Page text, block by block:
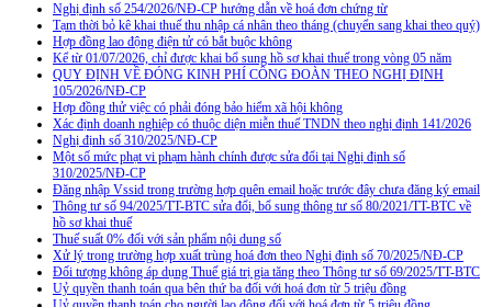
Nghị định số 254/2026/NĐ-CP hướng dẫn về hoá đơn chứng từ
Tạm thời bỏ kê khai thuế thu nhập cá nhân theo tháng (chuyển sang khai theo quý)
Hợp đồng lao động điện tử có bắt buộc không
Kể từ 01/07/2026, chỉ được khai bổ sung hồ sơ khai thuế trong vòng 05 năm
QUY ĐỊNH VỀ ĐÓNG KINH PHÍ CÔNG ĐOÀN THEO NGHỊ ĐỊNH
105/2026/NĐ-CP
Hợp đồng thử việc có phải đóng bảo hiểm xã hội không
Xác định doanh nghiệp có thuộc diện miễn thuế TNDN theo nghị định 141/2026
Nghị định số 310/2025/NĐ-CP
Một số mức phạt vi phạm hành chính được sửa đổi tại Nghị định số
310/2025/NĐ-CP
Đăng nhập Vssid trong trường hợp quên email hoặc trước đây chưa đăng ký email
Thông tư số 94/2025/TT-BTC sửa đổi, bổ sung thông tư số 80/2021/TT-BTC về
hồ sơ khai thuế
Thuế suất 0% đối với sản phẩm nội dung số
Xử lý trong trường hợp xuất trùng hoá đơn theo Nghị định số 70/2025/NĐ-CP
Đối tượng không áp dụng Thuế giá trị gia tăng theo Thông tư số 69/2025/TT-BTC
Uỷ quyền thanh toán qua bên thứ ba đối với hoá đơn từ 5 triệu đồng